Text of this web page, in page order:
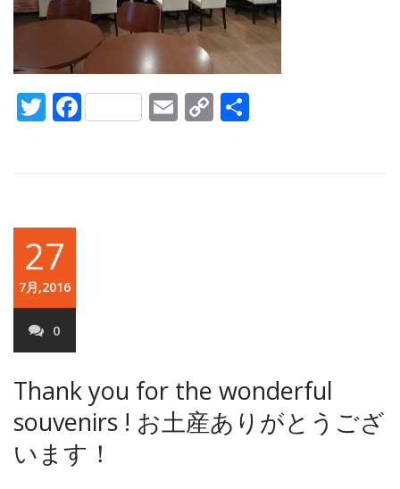
Twitter
FacebookEmail
Copy
27
7月,2016
0
Thank you for the wonderful
souvenirs ! お土産ありがとうござ
います！